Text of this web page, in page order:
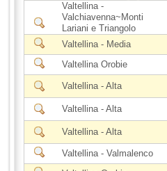
Valtellina -
Valchiavenna~Monti
Lariani e Triangolo
Valtellina - Media
Valtellina Orobie
Valtellina - Alta
Valtellina - Alta
Valtellina - Alta
Valtellina - Valmalenco